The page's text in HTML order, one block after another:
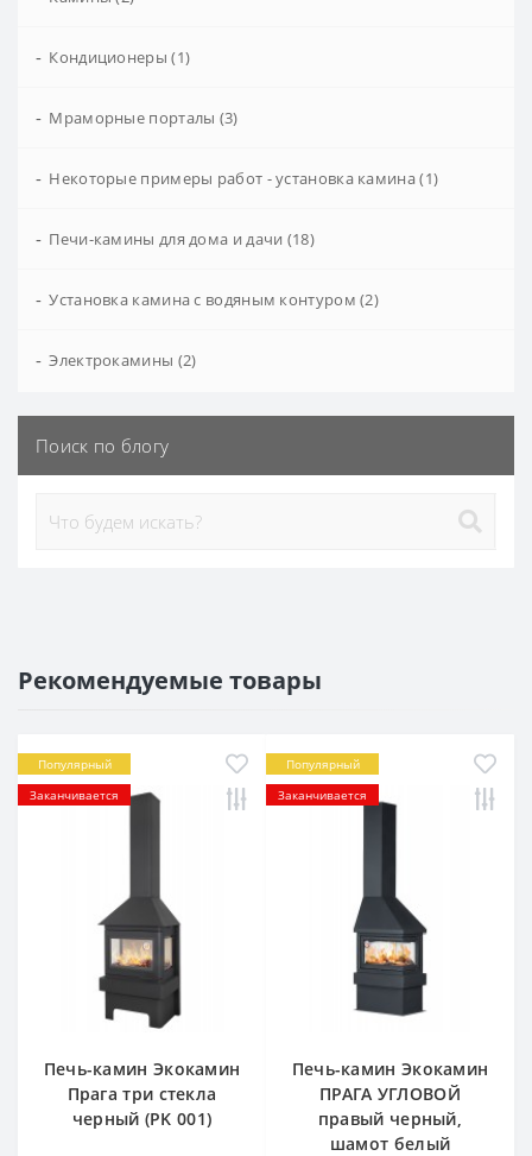
- Кондиционеры (1)
- Мраморные порталы (3)
- Некоторые примеры работ - установка камина (1)
- Печи-камины для дома и дачи (18)
- Установка камина с водяным контуром (2)
- Электрокамины (2)
Поиск по блогу
Рекомендуемые товары
Популярный
Заканчивается
Печь-камин Экокамин
Прага три стекла
черный (PK 001)
Популярный
Заканчивается
Печь-камин Экокамин
ПРАГА УГЛОВОЙ
правый черный,
шамот белый